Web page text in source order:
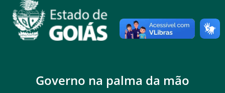
Governo na palma da mão